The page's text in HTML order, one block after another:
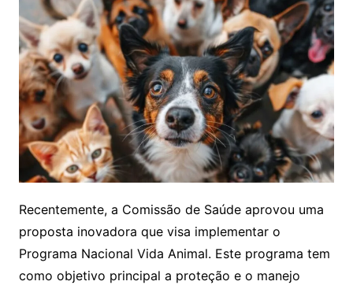
Recentemente, a Comissão de Saúde aprovou uma
proposta inovadora que visa implementar o
Programa Nacional Vida Animal. Este programa tem
como objetivo principal a proteção e o manejo